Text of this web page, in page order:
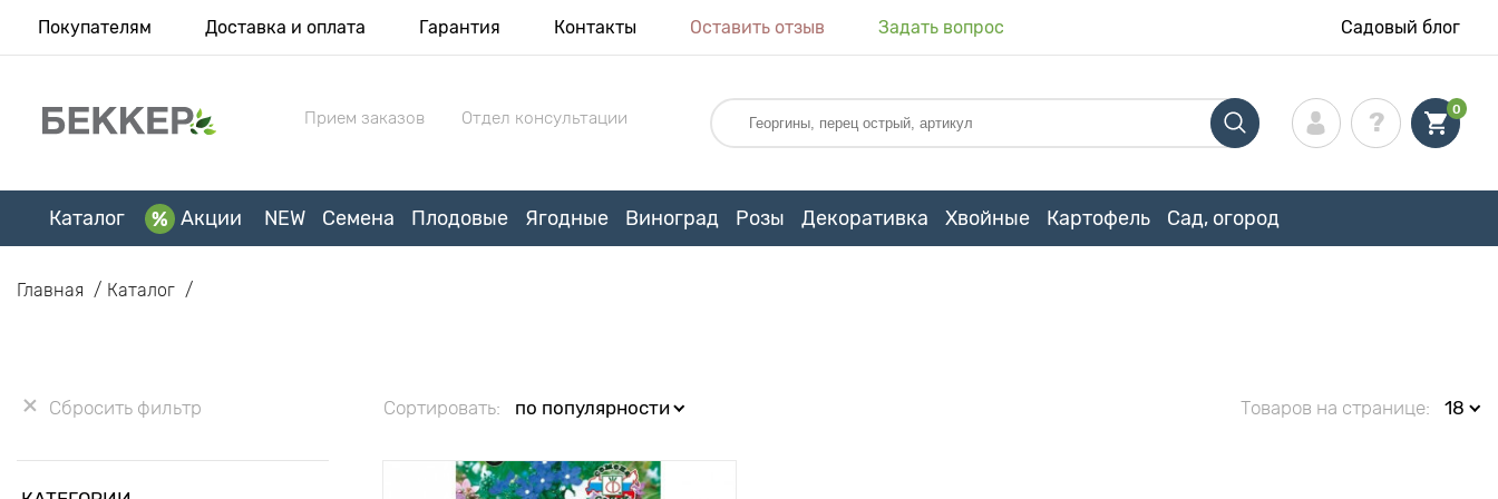
Покупателям Доставка и оплата Гарантия Контакты Оставить отзыв Задать вопрос Садовый блог
Прием заказов Отдел консультации 0
Каталог Акции NEW Семена Плодовые Ягодные Виноград Розы Декоративка Хвойные Картофель Сад, огород
Главная Каталог
Сбросить фильтр Сортировать: по популярности Товаров на странице: 18